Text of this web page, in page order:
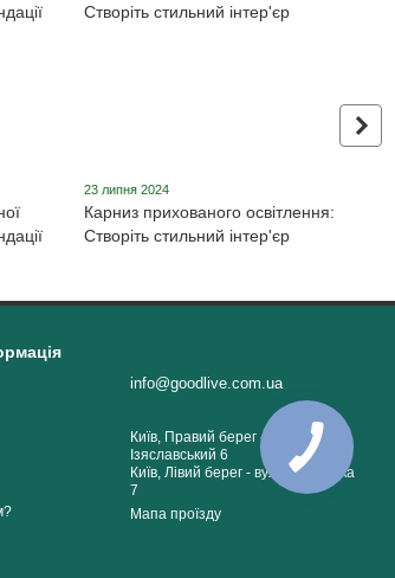
23 липня 2024
Карниз прихованого освітлення:
Створіть стильний інтер'єр
info@goodlive.com.ua
Київ, Правий берег - пров.
Ізяславський 6
Київ, Лівий берег - вул. Ялтинська
7
Мапа проїзду